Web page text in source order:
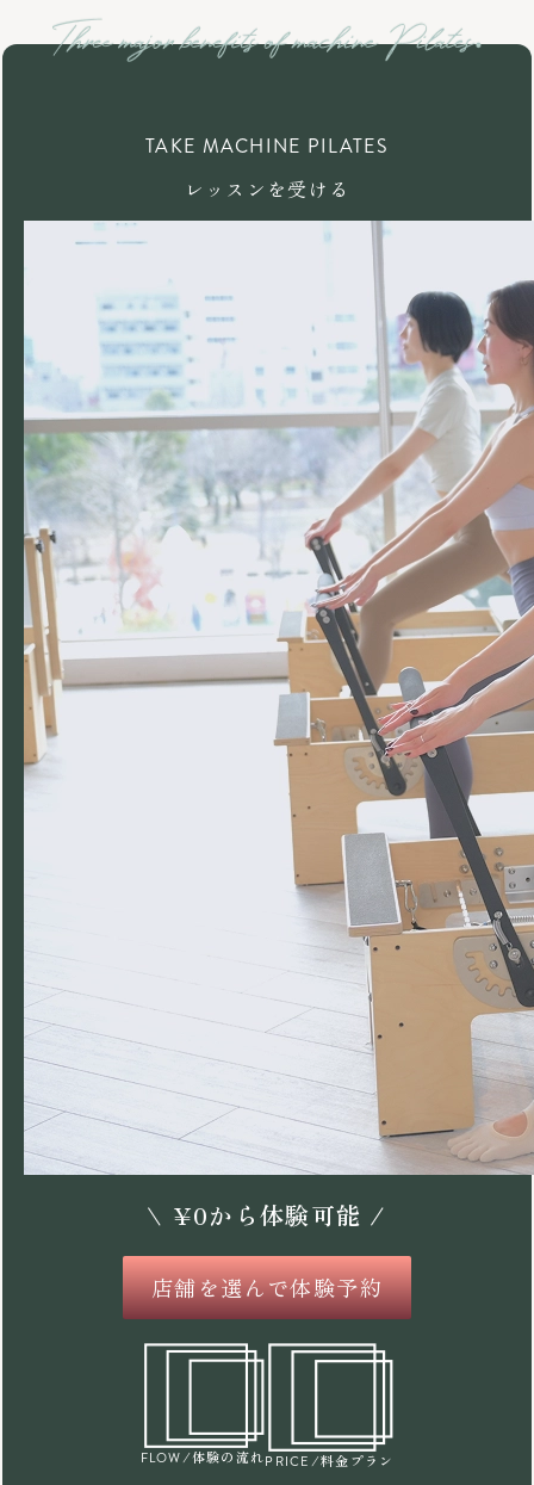
TAKE MACHINE PILATES
レッスンを受ける
\ ¥0から体験可能 /
店舗を選んで体験予約
FLOW /体験の流れPRICE /料金プラン